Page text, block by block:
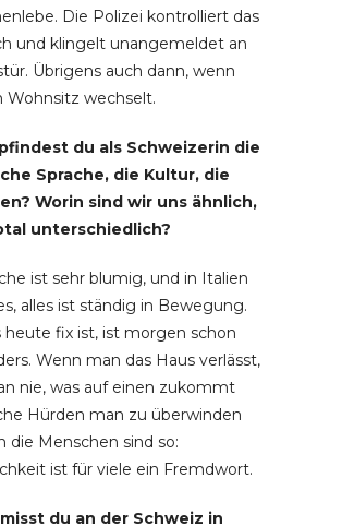
Die Polizei kontrolliert das
und klingelt unangemeldet an
Übrigens auch dann, wenn
Wohnsitz wechselt.
du als Schweizerin die
Sprache, die Kultur, die
Worin sind wir uns ähnlich,
unterschiedlich?
ist sehr blumig, und in Italien
alles ist ständig in Bewegung.
heute fix ist, ist morgen schon
Wenn man das Haus verlässt,
nie, was auf einen zukommt
Hürden man zu überwinden
die Menschen sind so:
ist für viele ein Fremdwort.
du an der Schweiz in